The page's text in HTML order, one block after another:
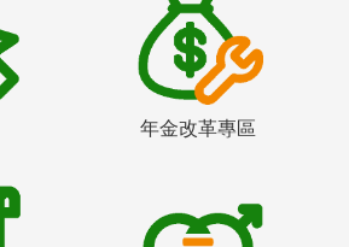
年金改革專區